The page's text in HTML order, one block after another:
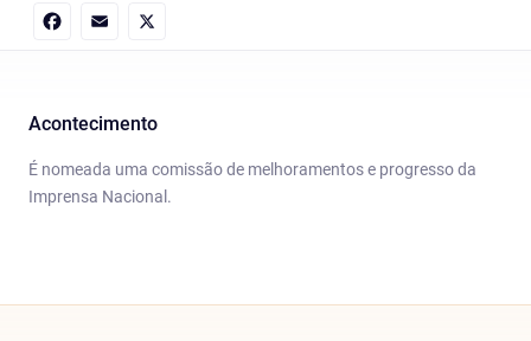
Acontecimento
É nomeada uma comissão de melhoramentos e progresso da
Imprensa Nacional.